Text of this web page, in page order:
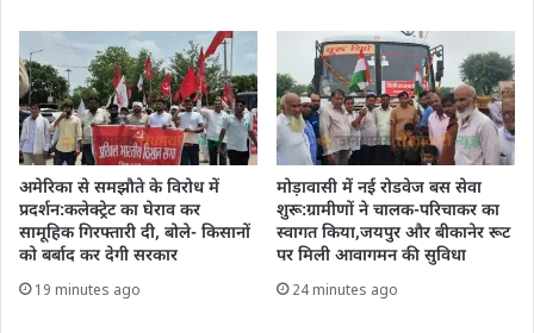
अमेरिका से समझौते के विरोध में
प्रदर्शन:कलेक्ट्रेट का घेराव कर
सामूहिक गिरफ्तारी दी, बोले- किसानों
को बर्बाद कर देगी सरकार
19 minutes ago
मोड़ावासी में नई रोडवेज बस सेवा
शुरू:ग्रामीणों ने चालक-परिचाकर का
स्वागत किया,जयपुर और बीकानेर रूट
पर मिली आवागमन की सुविधा
24 minutes ago